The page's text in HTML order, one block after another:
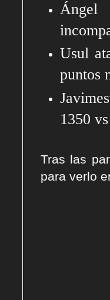
Usul
puntos
1350
Tras las
para verlo